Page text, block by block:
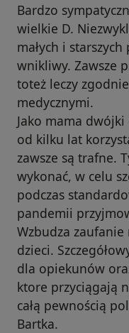
Bardzo
wielkie D.
małych i
wnikliwy. Zawsze
toteż leczy
medycznymi.
Jako mama
od kilku lat
zawsze są trafne.
wykonać, w celu
podczas
pandemii
Wzbudza
dzieci.
dla opiekunów
ktore przyciągają
całą pewnością
Bartka.